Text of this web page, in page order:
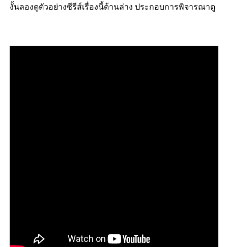
งั้นลองดูตัวอย่างซีรีส์เรื่องนี้ด้านล่าง ประกอบการพิจารณาดู